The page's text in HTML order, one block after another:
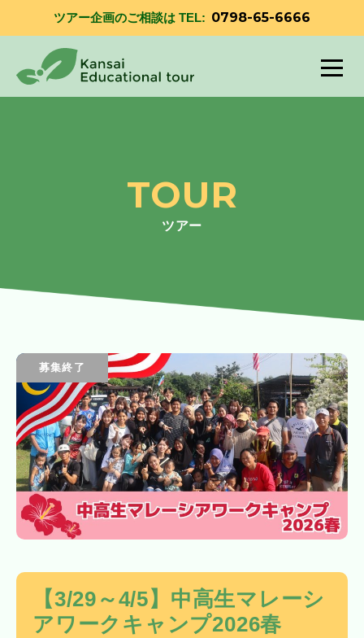
ツアー企画のご相談は TEL: 0798-65-6666
TOUR
ツアー
募集終了
【3/29～4/5】中高生マレーシ
アワークキャンプ2026春